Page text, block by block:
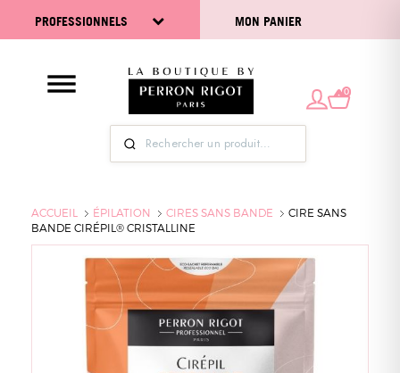
PROFESSIONNELS MON PANIER
0
ACCUEIL ÉPILATION CIRES SANS BANDE
CIRE SANS
BANDE CIRÉPIL® CRISTALLINE